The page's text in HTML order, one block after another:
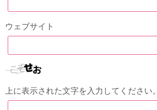
ウェブサイト
上に表示された文字を入力してください。